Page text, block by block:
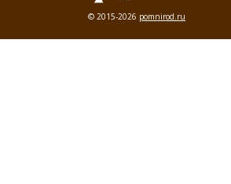
© 2015-2026 pomnirod.ru